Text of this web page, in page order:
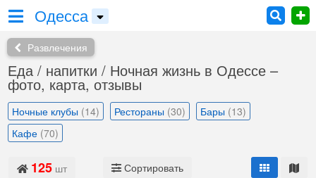
Одесса
Развлечения
Еда / напитки / Ночная жизнь в Одессе –
фото, карта, отзывы
Ночные клубы (14) Рестораны (30) Бары (13)
Кафе (70)
125 шт Сортировать